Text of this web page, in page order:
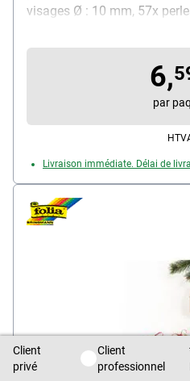
visages Ø : 10 mm, 57x
colorées Ø : 10 mm (lilas,
m, 2x lanières pour GSM,
lunettes, 2x attaches &6,
par
Livraison immédiate. Délai de
Client
privé
Client privé / Client
Client
professionnel